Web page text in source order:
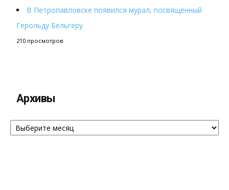
В Петропавловске появился мурал, посвящённый
Герольду Бельгеру
210 просмотров
Архивы
Архивы